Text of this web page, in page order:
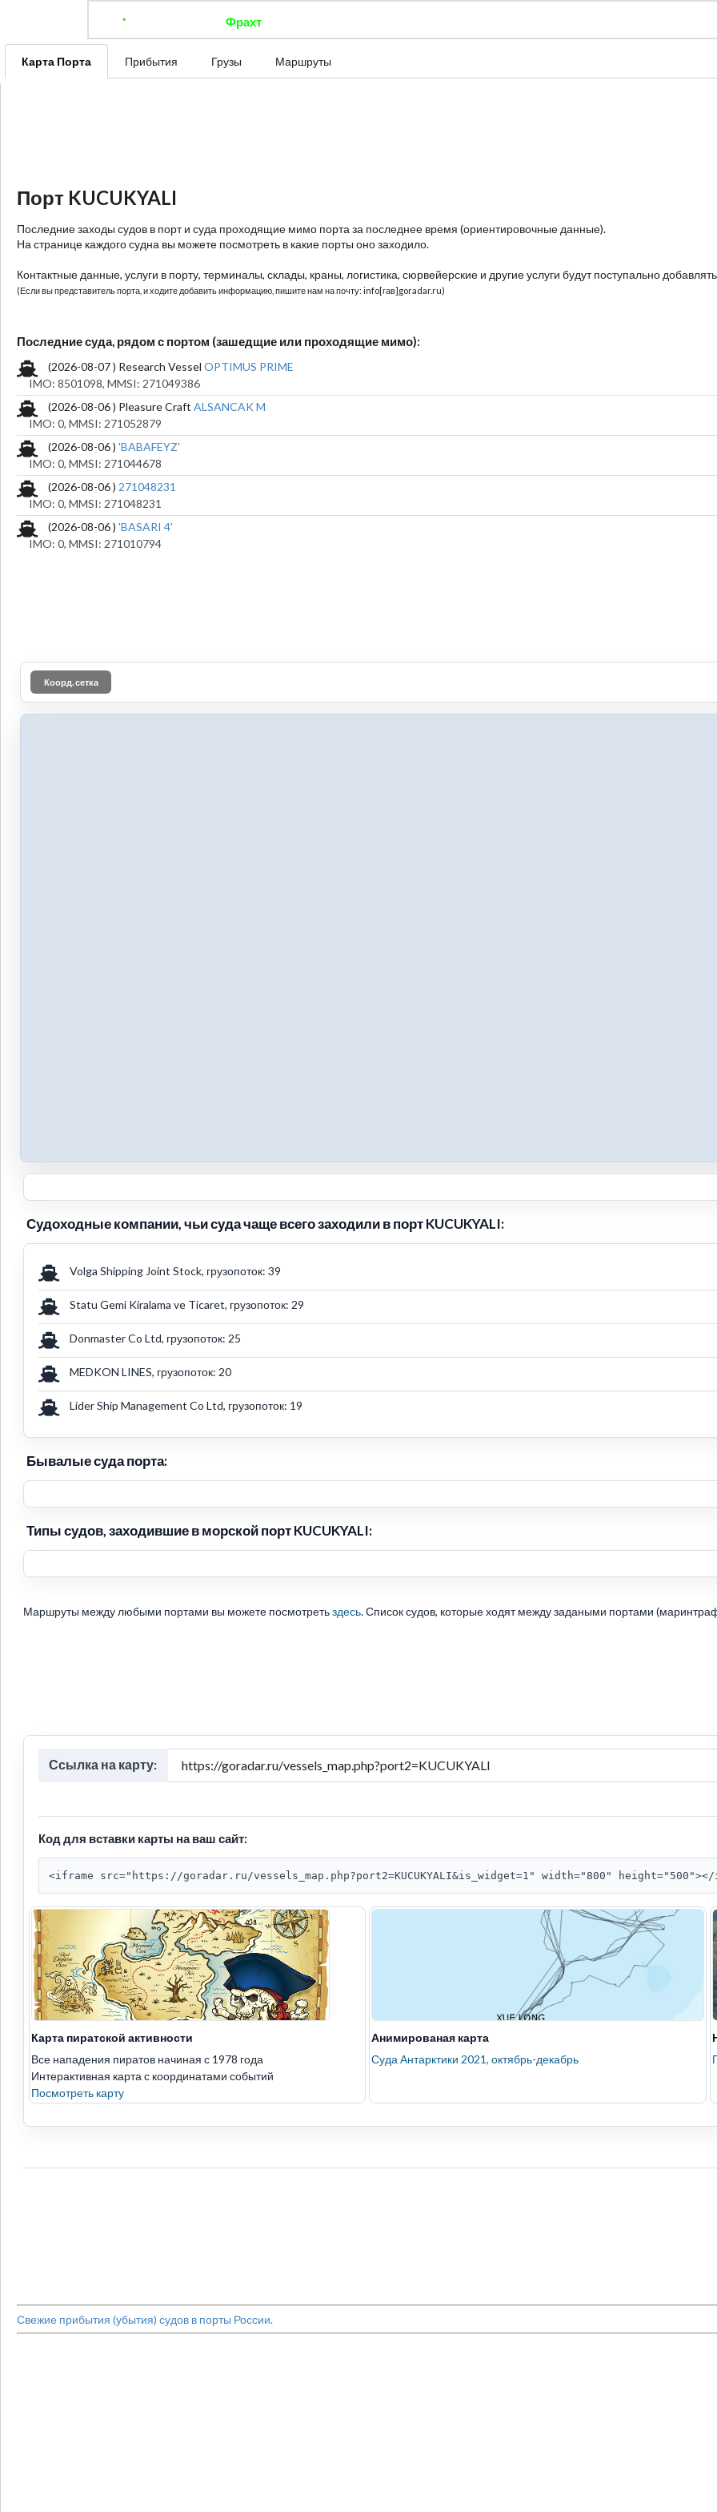
Фрахт
Карта Порта Прибытия Грузы Маршруты
Порт KUCUKYALI
Последние заходы судов в порт и суда проходящие мимо порта за последнее время (ориентировочные данные).
На странице каждого судна вы можете посмотреть в какие порты оно заходило.
Контактные данные, услуги в порту, терминалы, склады, краны, логистика, сюрвейерские и другие услуги будут поступально
(Если вы представитель порта, и ходите добавить информацию, пишите нам на почту: info[гав]goradar.ru)
Последние суда, рядом с портом (зашедщие или проходящие мимо):
(2026-08-07 ) Research Vessel OPTIMUS PRIME
IMO: 8501098, MMSI: 271049386
(2026-08-06 ) Pleasure Craft ALSANCAK M
IMO: 0, MMSI: 271052879
(2026-08-06 ) 'BABAFEYZ'
IMO: 0, MMSI: 271044678
(2026-08-06 ) 271048231
IMO: 0, MMSI: 271048231
(2026-08-06 ) 'BASARI 4'
IMO: 0, MMSI: 271010794
Коорд. сетка
Судоходные компании, чьи суда чаще всего заходили в порт KUCUKYALI:
Volga Shipping Joint Stock, грузопоток: 39
Statu Gemi Kiralama ve Ticaret, грузопоток: 29
Donmaster Co Ltd, грузопоток: 25
MEDKON LINES, грузопоток: 20
Lider Ship Management Co Ltd, грузопоток: 19
Бывалые суда порта:
Типы судов, заходившие в морской порт KUCUKYALI:
Маршруты между любыми портами вы можете посмотретьздесь. Список судов, которые ходят между задаными портами
Ссылка на карту:
Код для вставки карты на ваш сайт:
<iframe src="https://goradar.ru/vessels_map.php?port2=KUCUKYALI&is_widget=1" width="800"
Карта пиратской активности
Все нападения пиратов начиная с 1978 года
Интерактивная карта с координатами событий
Посмотреть карту
Анимированая карта
Суда Антарктики 2021, октябрь-декабрь
Свежие прибытия (убытия) судов в порты России.